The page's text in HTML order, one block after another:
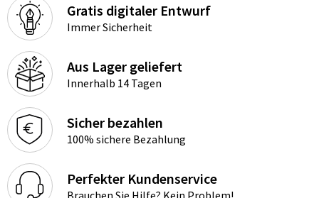
Gratis digitaler Entwurf
Immer Sicherheit
Aus Lager geliefert
Innerhalb 14 Tagen
Sicher bezahlen
100% sichere Bezahlung
Perfekter Kundenservice
Brauchen Sie Hilfe? Kein Problem!